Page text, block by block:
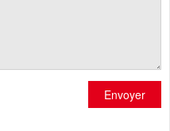
Envoyer